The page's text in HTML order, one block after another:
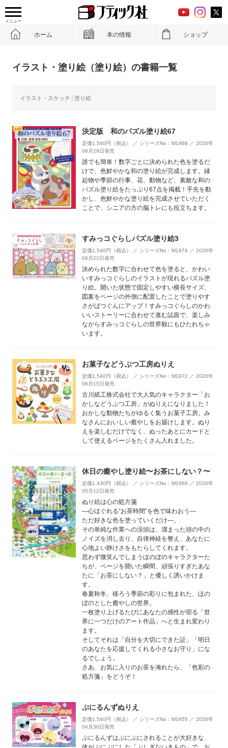
メニュー
ホーム 本の情報 ショップ
イラスト・塗り絵（塗り絵）の書籍一覧
イラスト・スケッチ 塗り絵
決定版 和のパズル塗り絵67
定価1,540円（税込） ／ シリーズNo：M1968 ／ 2026年
06月29日発売
誰でも簡単！数字ごとに決められた色を塗るだ
けで、色鮮やかな和の塗り絵が完成します。縁
起物や季節の行事、花、動物など、素敵な和の
パズル塗り絵をたっぷり67点を掲載！手先を動
かし、色鮮やかな塗り絵を完成させていただく
ことで、シニアの方の脳トレにも役立ちます。
すみっコぐらしパズル塗り絵3
定価1,540円（税込） ／ シリーズNo：M1974 ／ 2026年
06月22日発売
決められた数字に合わせて色を塗ると、かわい
いすみっコぐらしのイラストが現れるパズル塗
り絵。開いた状態で固定しやすい横長サイズ、
図案をページの外側に配置したことで塗りやす
さがばつぐんにアップ！すみっコぐらしのかわ
いいストーリーに合わせて進む誌面で、楽しみ
ながらすみっコぐらしの世界観にもひたれちゃ
います。
お菓子などうぶつ工房ぬりえ
定価1,540円（税込） ／ シリーズNo：M1972 ／ 2026年
06月15日発売
古川紙工株式会社で大人気のキャラクター「お
かしなどうぶつ工房」がぬりえになりました！
おかしな動物たちがゆるく集うお菓子工房。み
なさんにおいしい癒やしをお届けします。ぬり
えを楽しむだけでなく、ぬったあとにカードと
して使えるページをたくさん入れました。
休日の癒やし塗り絵〜お茶にしない？〜
定価1,430円（税込） ／ シリーズNo：M1966 ／ 2026年
05月12日発売
ぬり絵は心の処方箋
―心ほぐれる“お茶時間”を色で味わおう―
ただ好きな色を塗っていくだけ—。
その単純な作業への没頭は、溜まった頭の中の
ノイズを消し去り、自律神経を整え、あなたに
心地よい静けさをもたらしてくれます。
思わず微笑んでしまうほのぼのキャラクターた
ちが、ページを開いた瞬間、頑張りすぎたあな
たに「お茶にしない？」と優しく誘いかけま
す。
春夏秋冬、移ろう季節の彩りに包まれた、ほの
ぼのとした癒やしの世界。
一枚塗り上げるたびにあなたの感性が宿る「世
界に一つだけのアート作品」へと生まれ変わり
ます。
そしてそれは「自分を大切にできた証」「明日
のあなたを応援してくれる小さなお守り」にな
るでしょう。
さあ、お気に入りのお茶を淹れたら、「色彩の
処方箋」をどうぞ！
ぷにるんずぬりえ
定価1,540円（税込） ／ シリーズNo：M1955 ／ 2026年
04月30日発売
ぷにるんずはぷにぷにされることが大好きな、